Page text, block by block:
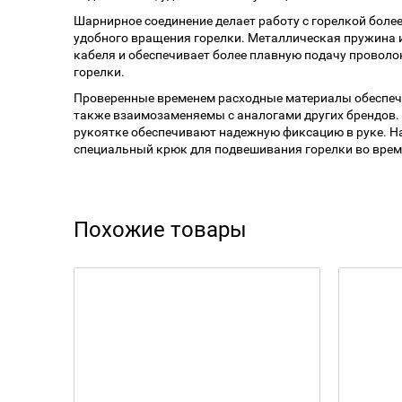
Шарнирное соединение делает работу с горелкой
удобного вращения горелки. Металлическая пружина
кабеля и обеспечивает более плавную подачу
горелки.
Проверенные временем расходные материалы
также взаимозаменяемы с аналогами других
рукоятке обеспечивают надежную фиксацию в руке.
специальный крюк для подвешивания горелки во
Похожие товары